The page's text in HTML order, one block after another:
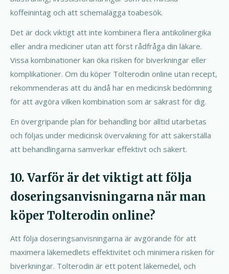
koffeinintag och att schemalägga toabesök.
Det är dock viktigt att inte kombinera flera antikolinergika
eller andra mediciner utan att först rådfråga din läkare.
Vissa kombinationer kan öka risken för biverkningar eller
komplikationer. Om du köper Tolterodin online utan recept,
rekommenderas att du ändå har en medicinsk bedömning
för att avgöra vilken kombination som är säkrast för dig.
En övergripande plan för behandling bör alltid utarbetas
och följas under medicinsk övervakning för att säkerställa
att behandlingarna samverkar effektivt och säkert.
10. Varför är det viktigt att följa
doseringsanvisningarna när man
köper Tolterodin online?
Att följa doseringsanvisningarna är avgörande för att
maximera läkemedlets effektivitet och minimera risken för
biverkningar. Tolterodin är ett potent läkemedel, och